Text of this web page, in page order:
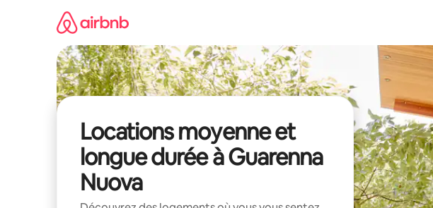
Locations moyenne et
longue durée à Guarenna
Nuova